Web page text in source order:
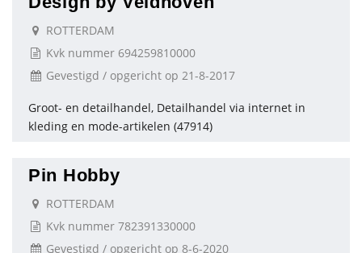
ROTTERDAM
Kvk nummer 694259810000
Gevestigd / opgericht op 21-8-2017
Groot- en detailhandel, Detailhandel via internet in
kleding en mode-artikelen (47914)
Pin Hobby
ROTTERDAM
Kvk nummer 782391330000
Gevestigd / opgericht op 8-6-2020